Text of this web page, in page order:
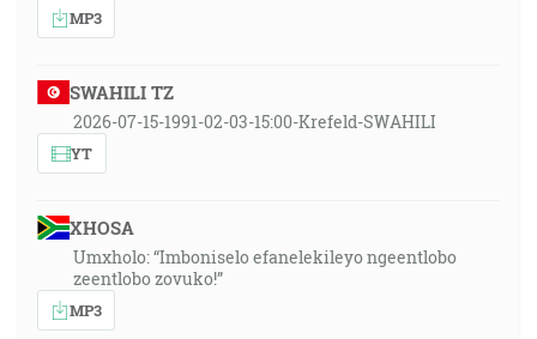
MP3
SWAHILI TZ
2026-07-15-1991-02-03-15:00-Krefeld-SWAHILI
YT
XHOSA
Umxholo: “Imboniselo efanelekileyo ngeentlobo
zeentlobo zovuko!”
MP3